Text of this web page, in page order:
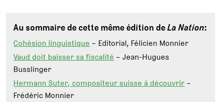
Au sommaire de cette même édition deLa Nation:
Cohésion linguistique – Editorial, Félicien Monnier
Vaud doit baisser sa fiscalité – Jean-Hugues
Busslinger
Hermann Suter, compositeur suisse à découvrir –
Frédéric Monnier